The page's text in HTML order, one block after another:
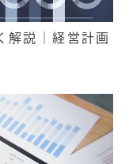
解説｜経営計画